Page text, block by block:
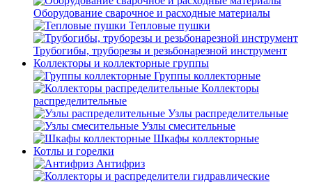
Оборудование сварочное и расходные материалы
Тепловые пушки
Трубогибы, труборезы и резьбонарезной инструмент
Коллекторы и коллекторные группы
Группы коллекторные
Коллекторы
распределительные
Узлы распределительные
Узлы смесительные
Шкафы коллекторные
Котлы и горелки
Антифриз